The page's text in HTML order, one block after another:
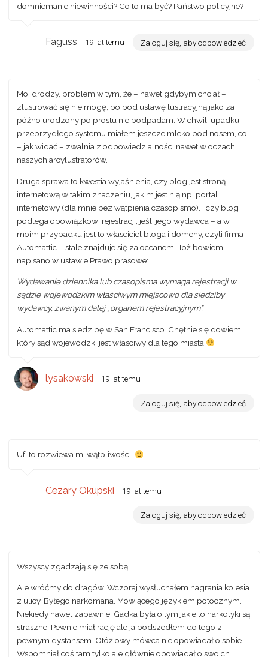
domniemanie niewinności? Co to ma być? Państwo policyjne?
Faguss 19 lat temu Zaloguj się, aby odpowiedzieć
Moi drodzy, problem w tym, że – nawet gdybym chciał –
zlustrować się nie mogę, bo pod ustawę lustracyjną jako za
późno urodzony po prostu nie podpadam. W chwili upadku
przebrzydłego systemu miałem jeszcze mleko pod nosem, co
– jak widać – zwalnia z odpowiedzialności nawet w oczach
naszych arcylustratorów.
Druga sprawa to kwestia wyjaśnienia, czy blog jest stroną
internetową w takim znaczeniu, jakim jest nią np. portal
internetowy (dla mnie bez wątpienia czasopismo). I czy blog
podlega obowiązkowi rejestracji, jeśli jego wydawca – a w
moim przypadku jest to własciciel bloga i domeny, czyli firma
Automattic – stale znajduje się za oceanem. Toż bowiem
napisano w ustawie Prawo prasowe:
Wydawanie dziennika lub czasopisma wymaga rejestracji w
sądzie wojewódzkim właściwym miejscowo dla siedziby
wydawcy, zwanym dalej „organem rejestracyjnym”.
Automattic ma siedzibę w San Francisco. Chętnie się dowiem,
który sąd wojewódzki jest własciwy dla tego miasta
lysakowski 19 lat temu
Zaloguj się, aby odpowiedzieć
Uf, to rozwiewa mi wątpliwości.
Cezary Okupski 19 lat temu
Zaloguj się, aby odpowiedzieć
Wszyscy zgadzają się ze sobą….
Ale wróćmy do dragów. Wczoraj wysłuchałem nagrania kolesia
z ulicy. Byłego narkomana. Mówiącego językiem potocznym.
Niekiedy nawet zabawnie. Gadka była o tym jakie to narkotyki są
straszne. Pewnie miał rację ale ja podszedłem do tego z
pewnym dystansem. Otóż owy mówca nie opowiadał o sobie.
Wspomniał coś tam tylko ale głównie opowiadał o swoich